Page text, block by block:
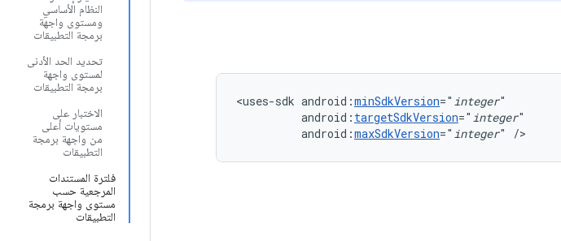
النظام الأساسي
ومستوى واجهة
برمجة التطبيقات
تحديد الحد الأدنى
لمستوى واجهة
برمجة التطبيقات
الاختبار على
مستويات أعلى
من واجهة برمجة
التطبيقات
فلترة المستندات
المرجعية حسب
مستوى واجهة برمجة
التطبيقات
<uses-sdk android:minSdkVersion=" integer
android: targetSdkVersion=" integer
android:maxSdkVersion=" integer" />